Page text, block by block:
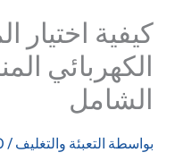
كيفية
الكهربائي
الشامل
بواسطة التعبئة والتغليف /
10